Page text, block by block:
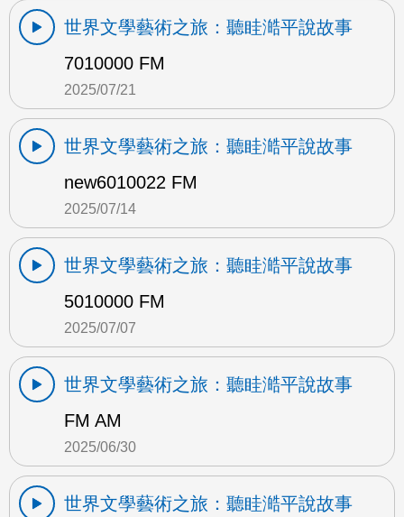
世界文學藝術之旅：聽眭澔平說故事
7010000 FM
2025/07/21
世界文學藝術之旅：聽眭澔平說故事
new6010022 FM
2025/07/14
世界文學藝術之旅：聽眭澔平說故事
5010000 FM
2025/07/07
世界文學藝術之旅：聽眭澔平說故事
FM AM
2025/06/30
世界文學藝術之旅：聽眭澔平說故事